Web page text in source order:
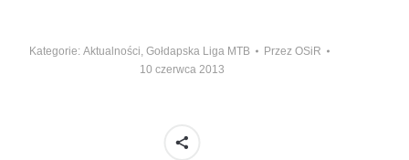
Kategorie: Aktualności, Gołdapska Liga MTB Przez OSiR
10 czerwca 2013